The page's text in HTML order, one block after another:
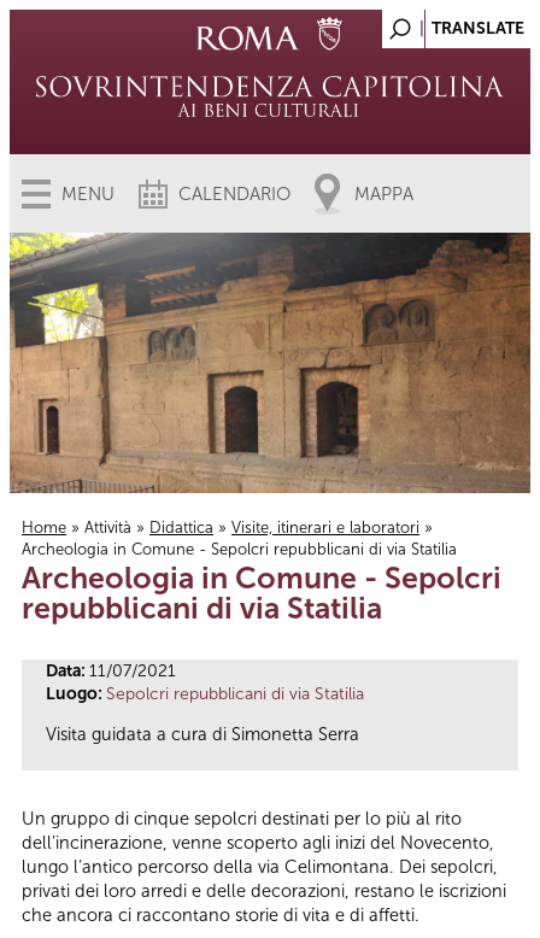
MENU CALENDARIO MAPPA
Tu sei qui
Home » Attività » Didattica » Visite, itinerari e laboratori »
Archeologia in Comune - Sepolcri repubblicani di via Statilia
Archeologia in Comune - Sepolcri
repubblicani di via Statilia
Data: 11/07/2021
Luogo: Sepolcri repubblicani di via Statilia
Visita guidata a cura di Simonetta Serra
Un gruppo di cinque sepolcri destinati per lo più al rito
dell’incinerazione, venne scoperto agli inizi del Novecento,
lungo l’antico percorso della via Celimontana. Dei sepolcri,
privati dei loro arredi e delle decorazioni, restano le iscrizioni
che ancora ci raccontano storie di vita e di affetti.